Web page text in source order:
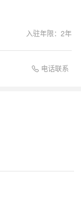
入驻年限： 2年
电话联系